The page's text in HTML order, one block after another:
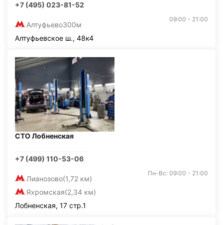
+7 (495) 023-81-52
Алтуфьево300м
09:00 - 21:00
Алтуфьевское ш., 48к4
СТО Лобненская
+7 (499) 110-53-06
Лианозово(1,72 км)
Яхромская(2,34 км)
Пн-Вс: 09:00 - 21:00
Лобненская, 17 стр.1